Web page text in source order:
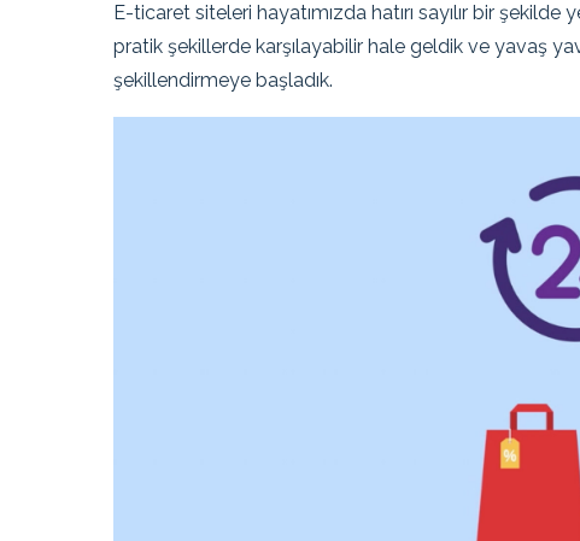
E-ticaret siteleri hayatımızda hatırı sayılır bir
pratik şekillerde karşılayabilir hale geldik ve yavaş
şekillendirmeye başladık.